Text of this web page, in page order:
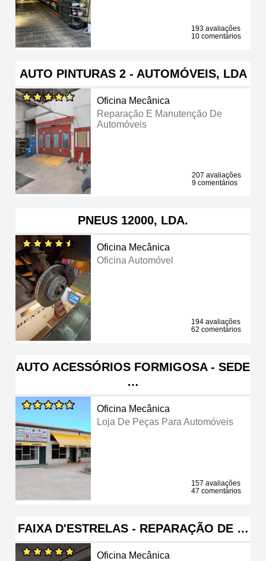
193 avaliações
10 comentários
AUTO PINTURAS 2 - AUTOMÓVEIS, LDA
Oficina Mecânica
Reparação E Manutenção De
Automóveis
207 avaliações
9 comentários
PNEUS 12000, LDA.
Oficina Mecânica
Oficina Automóvel
194 avaliações
62 comentários
AUTO ACESSÓRIOS FORMIGOSA - SEDE
…
Oficina Mecânica
Loja De Peças Para Automóveis
157 avaliações
47 comentários
FAIXA D'ESTRELAS - REPARAÇÃO DE …
Oficina Mecânica